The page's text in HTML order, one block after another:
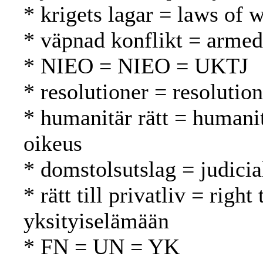
* krigets lagar = laws of
* väpnad konflikt =
* NIEO = NIEO = UKTJ
* resolutioner =
* humanitär rätt =
oikeus
* domstolsutslag =
* rätt till privatliv = right
yksityiselämään
* FN = UN = YK